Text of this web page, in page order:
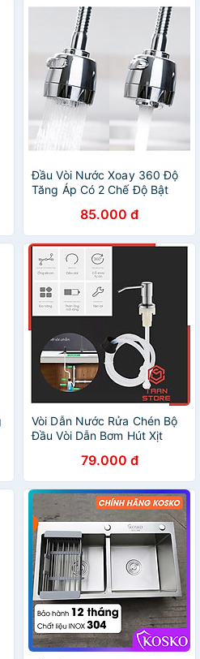
Đầu Vòi Nước Xoay 360 Độ
Tăng Áp Có 2 Chế Độ Bật
85.000 đ
Vòi Dẫn Nước Rửa Chén Bộ
Đầu Vòi Dẫn Bơm Hút Xịt
Bát Gắn Bồn Rửa Bát
79.000 đ